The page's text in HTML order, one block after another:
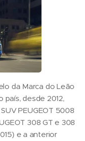
da Marca do Leão
desde 2012,
PEUGEOT 5008
308 GT e 308
e a anterior